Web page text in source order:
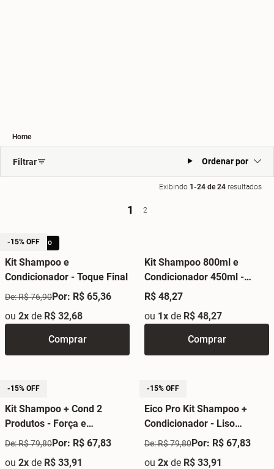
Home
Filtrar Ordenar por
Exibindo 1-24 de 24 resultados
1 2
-15% OFF
LANÇAMENTO
Kit Shampoo e
Condicionador - Toque Final
De: R$ 76,90Por: R$ 65,36
ou 2x de R$ 32,68
Comprar
Kit Shampoo 800ml e
Condicionador 450ml -
Salão em Casa Hidratação
R$ 48,27
ou 1x de R$ 48,27
Comprar
-15% OFF
Kit Shampoo + Cond 2
Produtos - Força e
Crescimento Eico Pro
De: R$ 79,80Por: R$ 67,83
ou 2x de R$ 33,91
-15% OFF
Eico Pro Kit Shampoo +
Condicionador - Liso
Mágico
De: R$ 79,80Por: R$ 67,83
ou 2x de R$ 33,91